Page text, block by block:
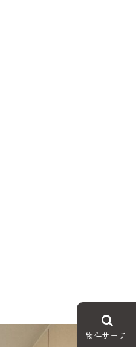
物件サーチ